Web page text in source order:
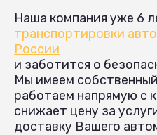
Наша компания уже 6
транспортировки
России
и заботится о
Мы имеем
работаем напрямую с
снижает цену за
доставку Вашего